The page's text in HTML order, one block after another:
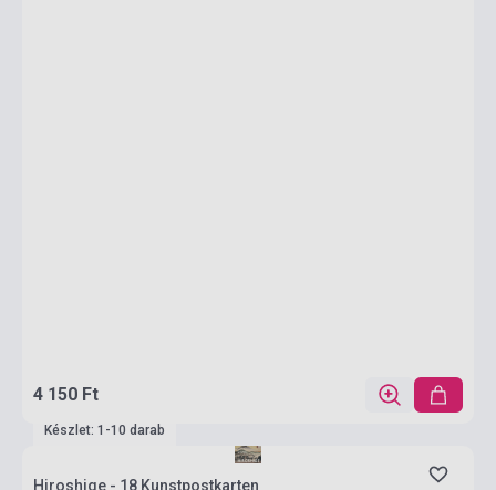
4 150 Ft
Készlet: 1-10 darab
Hiroshige - 18 Kunstpostkarten